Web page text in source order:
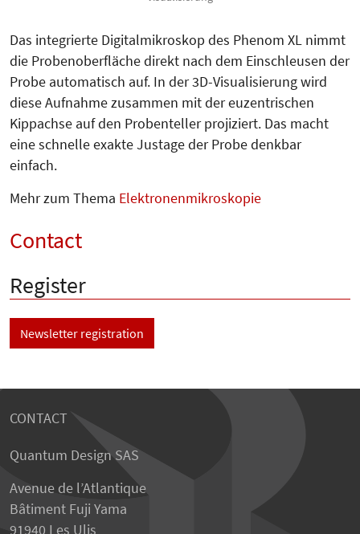
Das integrierte Digitalmikroskop des Phenom XL nimmt
die Probenober­fläche direkt nach dem Einschleusen der
Probe automatisch auf. In der 3D-Visualisierung wird
diese Auf­nahme zusammen mit der euzentrischen
Kippachse auf den Proben­teller projiziert. Das macht
eine schnelle exakte Justage der Probe denk­bar
einfach.
Mehr zum Thema Elektronenmikroskopie
Contact
Register
Newsletter registration
CONTACT
Quantum Design SAS
Avenue de l’Atlantique
Bâtiment Fuji Yama
91940 Les Ulis